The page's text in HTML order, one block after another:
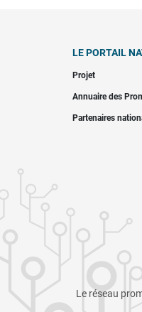
LE PORTAIL
Projet
Annuaire des
Partenaires
Le réseau